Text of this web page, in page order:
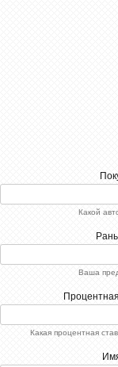
Какой
Ваша
Какая процентная